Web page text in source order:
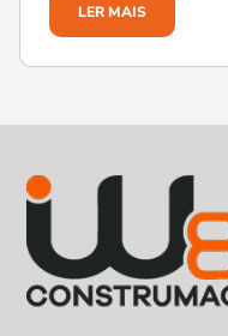
LER MAIS